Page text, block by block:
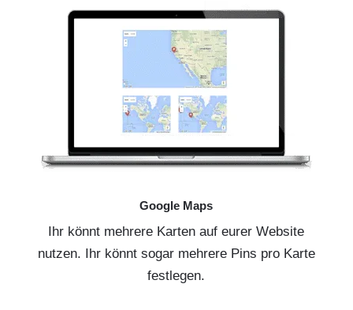
Google Maps
Ihr könnt mehrere Karten auf eurer Website
nutzen. Ihr könnt sogar mehrere Pins pro Karte
festlegen.